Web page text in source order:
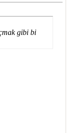
gibi bi